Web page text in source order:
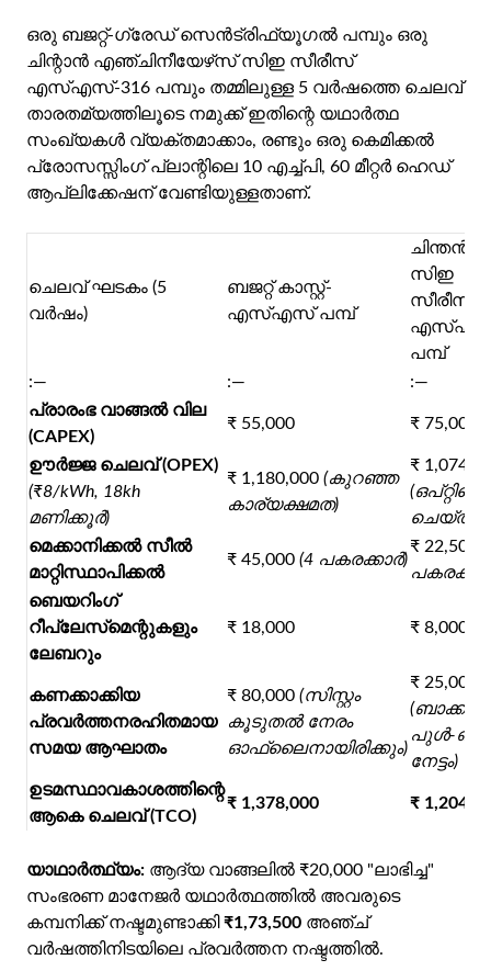
ഒരു ബജറ്റ്-ഗ്രേഡ് സെൻട്രിഫ്യൂഗൽ പമ്പും ഒരു
ചിന്റാൻ എഞ്ചിനീയേഴ്‌സ് സിഇ സീരീസ്
എസ്എസ്-316 പമ്പും തമ്മിലുള്ള 5 വർഷത്തെ ചെലവ്
താരതമ്യത്തിലൂടെ നമുക്ക് ഇതിന്റെ യഥാർത്ഥ
സംഖ്യകൾ വ്യക്തമാക്കാം, രണ്ടും ഒരു കെമിക്കൽ
പ്രോസസ്സിംഗ് പ്ലാന്റിലെ 10 എച്ച്പി, 60 മീറ്റർ ഹെഡ്
ആപ്ലിക്കേഷന് വേണ്ടിയുള്ളതാണ്.
ചെലവ് ഘടകം (5
വർഷം)
ബജറ്റ് കാസ്റ്റ്-
എസ്എസ് പമ്പ്
ചിന്തൻ
സിഇ
സീരീസ്
പമ്പ്
:—
:—
:—
പ്രാരംഭ വാങ്ങൽ വില
(CAPEX)
₹ 55,000 ₹ 75,000
ഊർജ്ജ ചെലവ് (OPEX)
(₹8/kWh, 18kh
മണിക്കൂർ)
₹ 1,180,000 (കുറഞ്ഞ
കാര്യക്ഷമത)
₹
ചെയ്ത
മെക്കാനിക്കൽ സീൽ
മാറ്റിസ്ഥാപിക്കൽ
₹ 45,000 (4 പകരക്കാർ)
₹ 22,500
ബെയറിംഗ്
റീപ്ലേസ്‌മെന്റുകളും
ലേബറും
₹ 18,000 ₹ 8,000
കണക്കാക്കിയ
പ്രവർത്തനരഹിതമായ
സമയ ആഘാതം
₹ 80,000 (സിസ്റ്റം
കൂടുതൽ നേരം
ഓഫ്‌ലൈനായിരിക്കും)
₹ 25,000
(ബാക്ക്
പുൾ-ഔട്ട്
നേട്ടം)
ഉടമസ്ഥാവകാശത്തിന്റെ
ആകെ ചെലവ് (TCO)
₹ 1,378,000 ₹
യാഥാർത്ഥ്യം: ആദ്യ വാങ്ങലിൽ ₹20,000 "ലാഭിച്ച"
സംഭരണ മാനേജർ യഥാർത്ഥത്തിൽ അവരുടെ
കമ്പനിക്ക് നഷ്ടമുണ്ടാക്കി ₹1,73,500 അഞ്ച്
വർഷത്തിനിടയിലെ പ്രവർത്തന നഷ്ടത്തിൽ.